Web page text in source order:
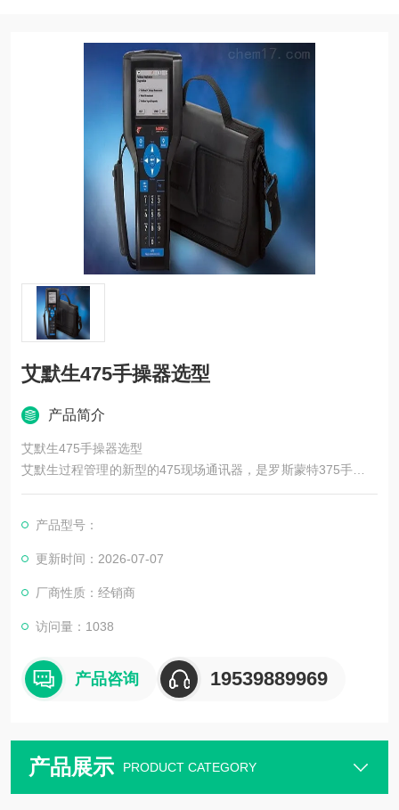
艾默生475手操器选型
产品简介
艾默生475手操器选型
艾默生过程管理的新型的475现场通讯器，是罗斯蒙特375手操器
的改进晋级型号,它即支持HART通讯协议，也支持基金会现场总
性。
产品型号：
更新时间：2026-07-07
厂商性质：经销商
访问量：1038
产品咨询 19539889969
产品展示 PRODUCT CATEGORY